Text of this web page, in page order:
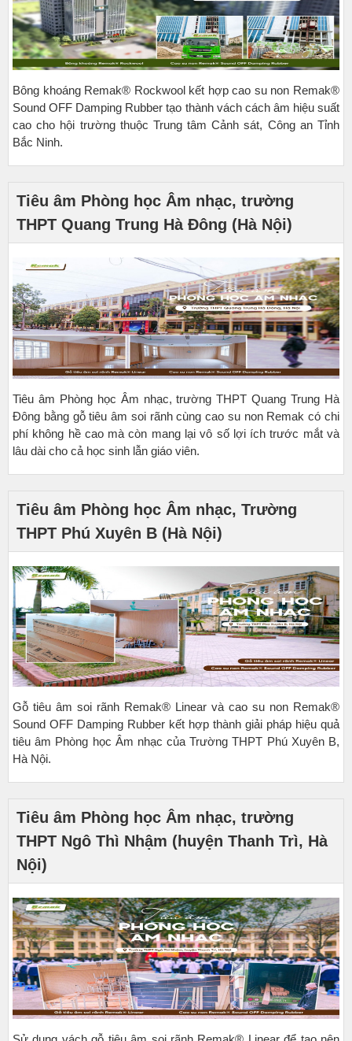
Bông khoáng Remak® Rockwool kết hợp cao su non Remak®
Sound OFF Damping Rubber tạo thành vách cách âm hiệu suất
cao cho hội trường thuộc Trung tâm Cảnh sát, Công an Tỉnh
Bắc Ninh.
Tiêu âm Phòng học Âm nhạc, trường
THPT Quang Trung Hà Đông (Hà Nội)
Tiêu âm Phòng học Âm nhạc, trường THPT Quang Trung Hà
Đông bằng gỗ tiêu âm soi rãnh cùng cao su non Remak có chi
phí không hề cao mà còn mang lại vô số lợi ích trước mắt và
lâu dài cho cả học sinh lẫn giáo viên.
Tiêu âm Phòng học Âm nhạc, Trường
THPT Phú Xuyên B (Hà Nội)
Gỗ tiêu âm soi rãnh Remak® Linear và cao su non Remak®
Sound OFF Damping Rubber kết hợp thành giải pháp hiệu quả
tiêu âm Phòng học Âm nhạc của Trường THPT Phú Xuyên B,
Hà Nội.
Tiêu âm Phòng học Âm nhạc, trường
THPT Ngô Thì Nhậm (huyện Thanh Trì, Hà
Nội)